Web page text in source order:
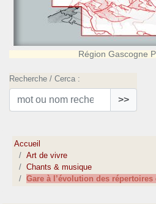
Région Gascogne
Recherche / Cerca :
>>
Accueil
Art de vivre
Chants & musique
Gare à l’évolution des